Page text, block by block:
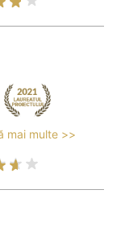
mai multe >>